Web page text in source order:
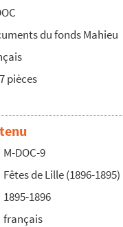
du fonds Mahieu
pièces
M-DOC-9
Fêtes de Lille (1896-1895)
1895-1896
français